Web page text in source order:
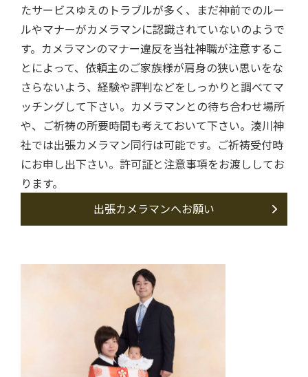
たサービスゆえのトラブルが多く、まだ神前でのルー
ルやマナーがカメラマンに認識されていないのようで
す。カメラマンのマナー違反を当社神職が注意するこ
とによって、依頼主のご家族様が肩身の狭い思いをな
さらないよう、経験や評判などをしっかりと調べてマ
ッチングして下さい。カメラマンとの待ち合わせ場所
や、ご祈祷の所要時間も考えておいて下さい。湊川神
社では出張カメラマン同行は可能です。ご祈祷受付時
にお申し出下さい。許可証と注意事項をお渡ししてお
ります。
出張カメラマンへお願い